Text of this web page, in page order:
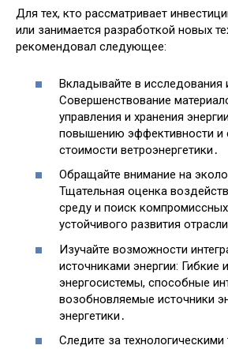
Для тех, кто рассматривает
или занимается разработкой новых
рекомендовал следующее:
Вкладывайте в исследования
Совершенствование
управления и хранения
повышению эффективности и
стоимости ветроэнергетики․
Обращайте внимание на
Тщательная оценка
среду и поиск
устойчивого развития
Изучайте возможности
источниками энергии: Гибкие
энергосистемы, способные
возобновляемые источники
энергетики․
Следите за технологическими